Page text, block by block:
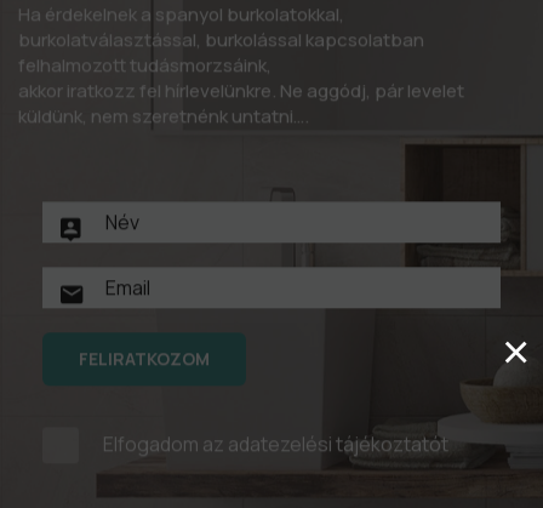
Ha érdekelnek a spanyol burkolatokkal,
burkolatválasztással, burkolással kapcsolatban
felhalmozott tudásmorzsáink,
akkor iratkozz fel hírlevelünkre. Ne aggódj, pár levelet
küldünk, nem szeretnénk untatni….
FELIRATKOZOM
Elfogadom az adatezelési tájékoztatót
×